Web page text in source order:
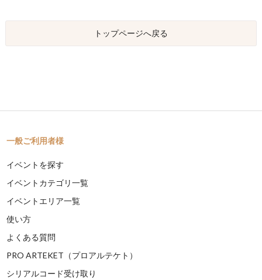
トップページへ戻る
一般ご利用者様
イベントを探す
イベントカテゴリ一覧
イベントエリア一覧
使い方
よくある質問
PRO ARTEKET（プロアルテケト）
シリアルコード受け取り